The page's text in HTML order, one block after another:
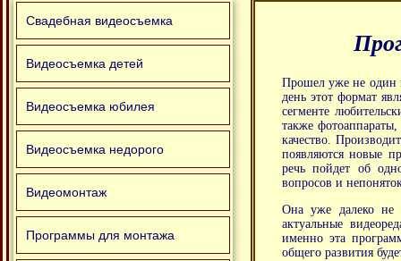
Прошел уже не один
день этот формат
сегменте
также
качество.
появляются новые
речь пойдет об
вопросов и
Она уже далеко не
актуальные
именно эта
общего развития
Свадебная видеосъемка
Видеосъемка детей
Видеосъемка юбилея
Видеосъемка недорого
Видеомонтаж
Программы для монтажа